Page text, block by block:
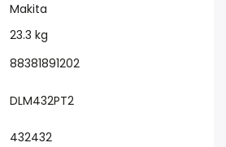
Makita
23.3 kg
88381891202
DLM432PT2
432432